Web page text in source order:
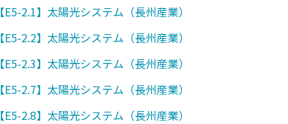
【E5-2.1】太陽光システム（長州産業）
【E5-2.2】太陽光システム（長州産業）
【E5-2.3】太陽光システム（長州産業）
【E5-2.7】太陽光システム（長州産業）
【E5-2.8】太陽光システム（長州産業）